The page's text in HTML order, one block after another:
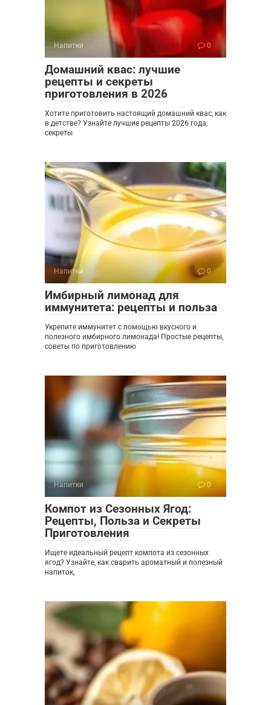
Напитки 0
Домашний квас: лучшие
рецепты и секреты
приготовления в 2026
Хотите приготовить настоящий домашний квас, как
в детстве? Узнайте лучшие рецепты 2026 года,
секреты
Напитки 0
Имбирный лимонад для
иммунитета: рецепты и польза
Укрепите иммунитет с помощью вкусного и
полезного имбирного лимонада! Простые рецепты,
советы по приготовлению
Напитки 0
Компот из Сезонных Ягод:
Рецепты, Польза и Секреты
Приготовления
Ищете идеальный рецепт компота из сезонных
ягод? Узнайте, как сварить ароматный и полезный
напиток,